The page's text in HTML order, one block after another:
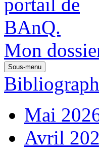
Mon
Sous-menu
Mai
Avril